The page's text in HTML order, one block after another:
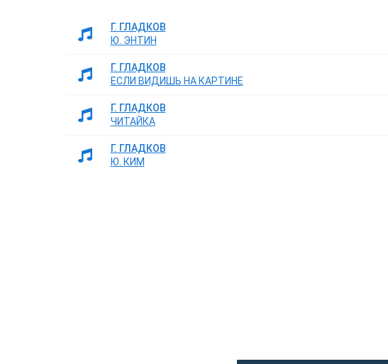
Г. ГЛАДКОВ
Ю. ЭНТИН
Г. ГЛАДКОВ
ЕСЛИ ВИДИШЬ НА КАРТИНЕ
Г. ГЛАДКОВ
ЧИТАЙКА
Г. ГЛАДКОВ
Ю. КИМ